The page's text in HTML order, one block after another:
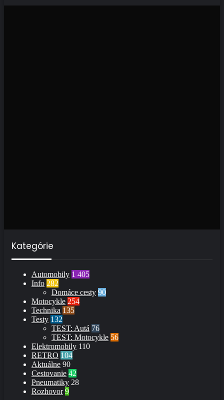
Kategórie
Automobily 1 405
Info 282
Domáce cesty 90
Motocykle 254
Technika 135
Testy 132
TEST: Autá 76
TEST: Motocykle 56
Elektromobily 110
RETRO 104
Aktuálne 90
Cestovanie 42
Pneumatiky 28
Rozhovor 9